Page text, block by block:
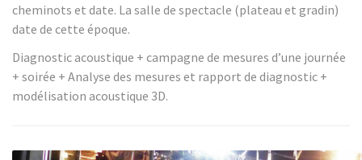
cheminots et date. La salle de spectacle (plateau et gradin)
date de cette époque.
Diagnostic acoustique + campagne de mesures d’une journée
+ soirée + Analyse des mesures et rapport de diagnostic +
modélisation acoustique 3D.